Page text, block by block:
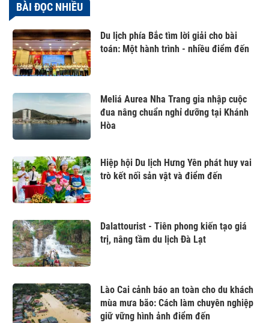
BÀI ĐỌC NHIỀU
Du lịch phía Bắc tìm lời giải cho bài
toán: Một hành trình - nhiều điểm đến
Meliá Aurea Nha Trang gia nhập cuộc
đua nâng chuẩn nghỉ dưỡng tại Khánh
Hòa
Hiệp hội Du lịch Hưng Yên phát huy vai
trò kết nối sản vật và điểm đến
Dalattourist - Tiên phong kiến tạo giá
trị, nâng tầm du lịch Đà Lạt
Lào Cai cảnh báo an toàn cho du khách
mùa mưa bão: Cách làm chuyên nghiệp
giữ vững hình ảnh điểm đến